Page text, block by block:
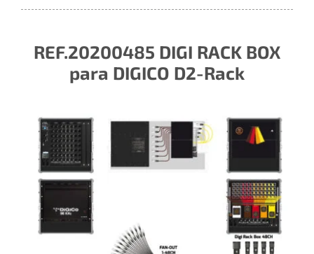
REF.20200485 DIGI RACK BOX
para DIGICO D2-Rack